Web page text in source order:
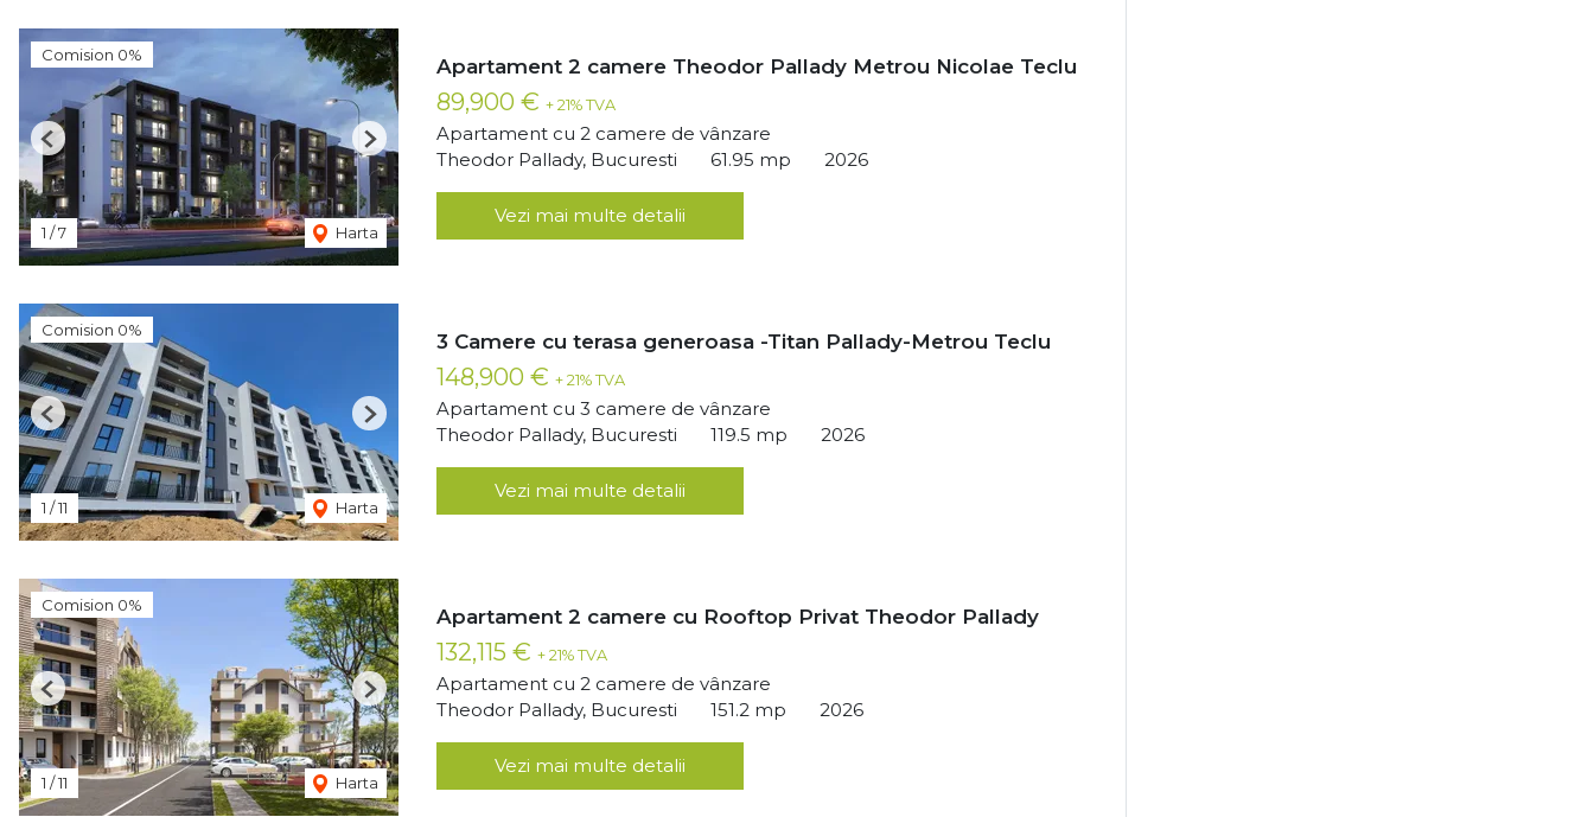
Comision 0%
1 /7 Harta
Previous Next
Apartament 2 camere Theodor Pallady Metrou Nicolae Teclu
89,900 € + 21% TVA
Apartament cu 2 camere de vânzare
Theodor Pallady, Bucuresti
61.95 mp 2026
Vezi mai multe detalii
Comision 0%
1 /11 Harta
Previous Next
3 Camere cu terasa generoasa -Titan Pallady-Metrou Teclu
148,900 € + 21% TVA
Apartament cu 3 camere de vânzare
Theodor Pallady, Bucuresti
119.5 mp 2026
Vezi mai multe detalii
Comision 0%
1 /11 Harta
Previous Next
Apartament 2 camere cu Rooftop Privat Theodor Pallady
132,115 € + 21% TVA
Apartament cu 2 camere de vânzare
Theodor Pallady, Bucuresti
151.2 mp 2026
Vezi mai multe detalii